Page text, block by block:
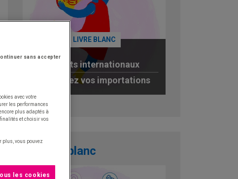
LIVRE BLANC
Achats internationaux
optimisez vos importations
Livre blanc
sans accepter
avec votre
les performances
plus adaptés à
et choisir vos
plus, vous pouvez
les cookies